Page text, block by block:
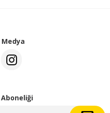
Medya